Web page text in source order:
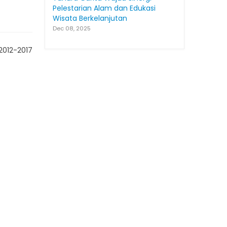
Pelestarian Alam dan Edukasi
Wisata Berkelanjutan
Dec 08, 2025